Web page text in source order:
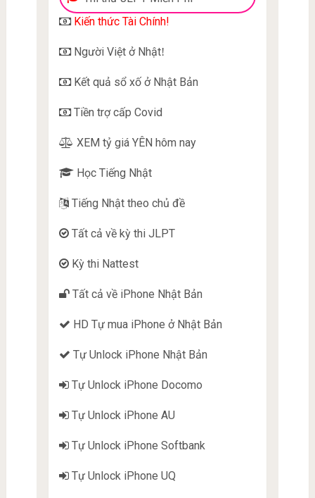
Kiến thức Tài Chính!
Người Việt ở Nhật!
Kết quả sổ xố ở Nhật Bản
Tiền trợ cấp Covid
XEM tỷ giá YÊN hôm nay
Học Tiếng Nhật
Tiếng Nhật theo chủ đề
Tất cả về kỳ thi JLPT
Kỳ thi Nattest
Tất cả về iPhone Nhật Bản
HD Tự mua iPhone ở Nhật Bản
Tự Unlock iPhone Nhật Bản
Tự Unlock iPhone Docomo
Tự Unlock iPhone AU
Tự Unlock iPhone Softbank
Tự Unlock iPhone UQ